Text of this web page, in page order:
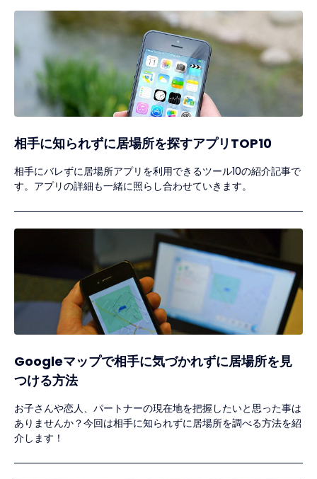
相手に知られずに居場所を探すアプリTOP10
相手にバレずに居場所アプリを利用できるツール10の紹介記事で
す。アプリの詳細も一緒に照らし合わせていきます。
Googleマップで相手に気づかれずに居場所を見
つける方法
お子さんや恋人、パートナーの現在地を把握したいと思った事は
ありませんか？今回は相手に知られずに居場所を調べる方法を紹
介します！